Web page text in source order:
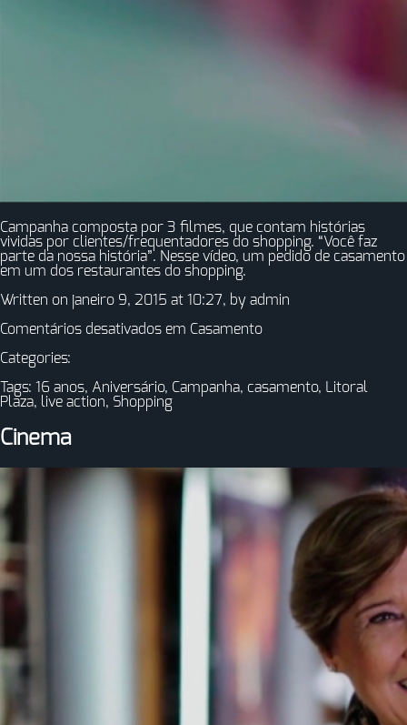
Campanha composta por 3 filmes, que contam histórias
vividas por clientes/frequentadores do shopping. “Você faz
parte da nossa história”. Nesse vídeo, um pedido de casamento
em um dos restaurantes do shopping.
Written on janeiro 9, 2015 at 10:27, by admin
Comentários desativados em Casamento
Categories:
Tags: 16 anos, Aniversário, Campanha, casamento, Litoral
Plaza, live action, Shopping
Cinema